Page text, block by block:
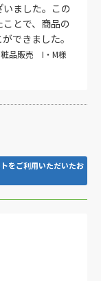
ました。この
とで、商品の
できました。
品販売 I・M様
をご利用いただいたお